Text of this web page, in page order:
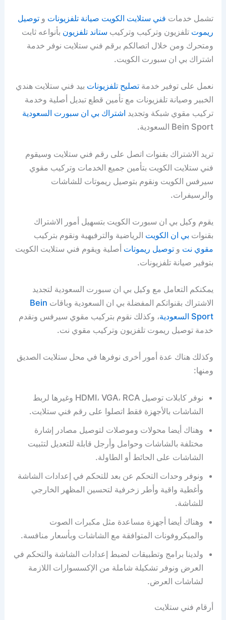
تشمل خدمات فني ستلايت الكويت صيانة تلفزيونات وتوصيل
ريموت تلفزيون وتركيب وتركيب ستاند تلفزيون بأنواعه ثابت
ومتحرك ومن خلال اتصالكم برقم فني ستلايت نوفر خدمة
اشتراك بي ان سبورت الكويت.
نعمل على توفير خدمةتصليح تلفزيونات بيد فني ستلايت هندي
الخبير وصيانة تلفزيونات مع تأمين قطع تبديل أصلية وخدمة
تركيب مقوي شبكة وتجديد اشتراك بي ان سبورت السعودية
Bein Sport السعودية.
تريد الاشتراك بقنوات اتصل على رقم فني ستلايت وسيقوم
فني ستلايت الكويت بتأمين جميع الخدمات وتركيب مقوي
سيرفس الكويت ونقوم بتوصيل ريموتات للشاشات
والرسيفرات.
يقوم وكيل بي ان سبورت الكويت بتسهيل أمور الاشتراك
بقنوات بي ان الكويت الرياضية والترفيهية ونقوم بتركيب
مقوي نت وتوصيل ريموتات أصلية ويقوم فني ستلايت الكويت
بتوفير صيانة تلفزيونات.
يمكنكم التعامل مع وكيل بي ان سبورت السعودية لتجديد
الاشتراك بقنواتكم المفضلة بي ان السعودية وباقات Bein
Sport السعودية
، وكذلك نقوم بتركيب مقوي سيرفس ونقدم
خدمة توصيل ريموت تلفزيون وتركيب مقوي نت.
وكذلك هناك عدة أمور أخرى نوفرها في محل ستلايت الصديق
ومنها:
نوفر كابلات توصيل HDMI، VGA، RCA وغيرها لربط
الشاشات بالأجهزة فقط اتصلوا على رقم فني ستلايت.
وهناك أيضا محولات وموصلات لتوصيل مصادر إشارة
مختلفة بالشاشات وحوامل وأرجل قابلة للتعديل لتثبيت
الشاشات على الحائط أو الطاولة.
ونوفر وحدات التحكم عن بعد للتحكم في إعدادات الشاشة
وأغطية واقية وأطر زخرفية لتحسين المظهر الخارجي
للشاشة.
وهناك أيضا أجهزة مساعدة مثل مكبرات الصوت
والميكروفونات المتوافقة مع الشاشات وبأسعار منافسة.
ولدينا برامج وتطبيقات لضبط إعدادات الشاشة والتحكم في
العرض ونوفر تشكيلة شاملة من الإكسسوارات اللازمة
لشاشات العرض.
أرقام فني ستلايت